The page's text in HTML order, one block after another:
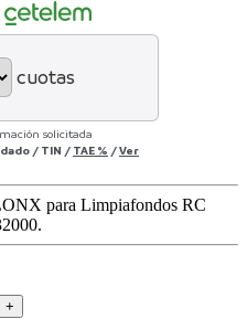
cuotas
solicitada
/ TIN / TAE % /Ver
para Limpiafondos RC
+